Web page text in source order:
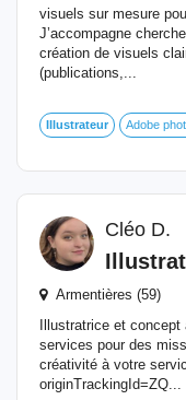
visuels sur mesure
J’accompagne
création de visuels
(publications,...
Illustrateur Adobe
Cléo D.
Armentières (59)
Illustratrice et
services pour des
créativité à votre
originTrackingId=ZQ...